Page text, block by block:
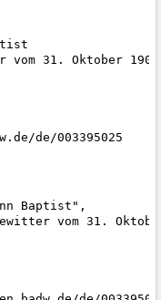
31. Oktober 1903
de/003395025
Baptist",
vom 31.